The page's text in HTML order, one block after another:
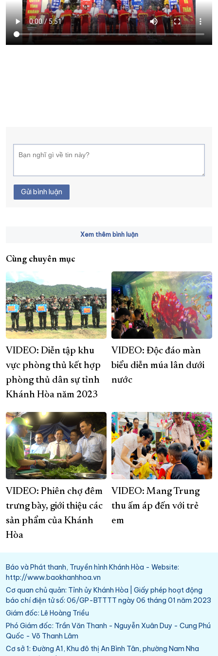
XÂY DỰNG KHÁNH HÒA TRỞ THÀNH THÀNH PHỐ TRỰC THUỘC
ĐẠI HỘI ĐẢNG CÁC CẤP TRANG CHỦ VỀ BÁO KHÁNH HÒA
Gửi bình luận
Xem thêm bình luận
Cùng chuyên mục
VIDEO: Diễn tập khu
vực phòng thủ kết hợp
phòng thủ dân sự tỉnh
Khánh Hòa năm 2023
VIDEO: Độc đáo màn
biểu diễn múa lân dưới
nước
VIDEO: Phiên chợ đêm
trưng bày, giới thiệu các
sản phẩm của Khánh
Hòa
VIDEO: Mang Trung
thu ấm áp đến với trẻ
em
Báo và Phát thanh, Truyền hình Khánh Hòa - Website:
http://www.baokhanhhoa.vn
Cơ quan chủ quản: Tỉnh ủy Khánh Hòa | Giấy phép hoạt động
báo chí điện tử số: 06/GP-BTTTT ngày 06 tháng 01 năm 2023
Giám đốc: Lê Hoàng Triều
Phó Giám đốc: Trần Văn Thanh - Nguyễn Xuân Duy - Cung Phú
Quốc - Võ Thanh Lâm
Cơ sở 1: Đường A1, Khu đô thị An Bình Tân, phường Nam Nha